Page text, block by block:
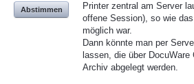
Printer zentral am Server
offene Session), so wie
möglich war.
Dann könnte man per
lassen, die über
Archiv abgelegt werden.
Abstimmen